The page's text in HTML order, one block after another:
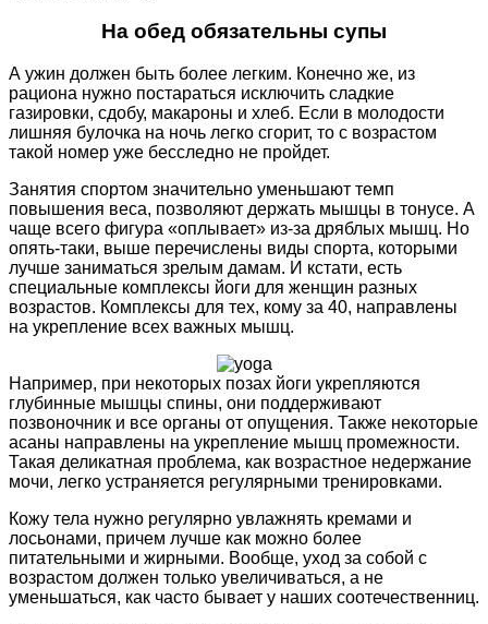
На обед обязательны супы
А ужин должен быть более легким. Конечно же, из
рациона нужно постараться исключить сладкие
газировки, сдобу, макароны и хлеб. Если в молодости
лишняя булочка на ночь легко сгорит, то с возрастом
такой номер уже бесследно не пройдет.
Занятия спортом значительно уменьшают темп
повышения веса, позволяют держать мышцы в тонусе. А
чаще всего фигура «оплывает» из-за дряблых мышц. Но
опять-таки, выше перечислены виды спорта, которыми
лучше заниматься зрелым дамам. И кстати, есть
специальные комплексы йоги для женщин разных
возрастов. Комплексы для тех, кому за 40, направлены
на укрепление всех важных мышц.
Например, при некоторых позах йоги укрепляются
глубинные мышцы спины, они поддерживают
позвоночник и все органы от опущения. Также некоторые
асаны направлены на укрепление мышц промежности.
Такая деликатная проблема, как возрастное недержание
мочи, легко устраняется регулярными тренировками.
Кожу тела нужно регулярно увлажнять кремами и
лосьонами, причем лучше как можно более
питательными и жирными. Вообще, уход за собой с
возрастом должен только увеличиваться, а не
уменьшаться, как часто бывает у наших соотечественниц.